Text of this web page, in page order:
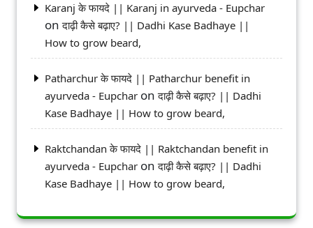
Karanj के फायदे || Karanj in ayurveda - Eupchar
onदाढ़ी कैसे बढ़ाए? || Dadhi Kase Badhaye ||
How to grow beard,
Patharchur के फायदे || Patharchur benefit in
ayurveda - Eupchar onदाढ़ी कैसे बढ़ाए? || Dadhi
Kase Badhaye || How to grow beard,
Raktchandan के फायदे || Raktchandan benefit in
ayurveda - Eupchar onदाढ़ी कैसे बढ़ाए? || Dadhi
Kase Badhaye || How to grow beard,